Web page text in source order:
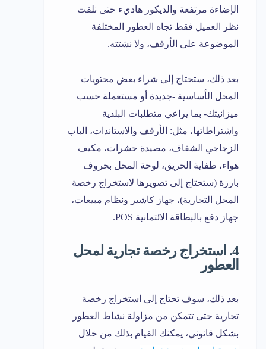
الإضاءة مرتفعة والديكور هاديء حتى نلفت
نظر العميل فقط تجاه العطور المختلفة
الموضوعة على الأرفف، ولا نشتته.
بعد ذلك، ستحتاج إلى شراء بعض محتويات
المحل الأساسية -جديدة أو مستعملة حسب
ميزانيتك- بما يراعي متطلبات البلدية
واشتراطاتها، مثل: الأرفف والاستاندات، الباب
الزجاجي الشفاف، مصيدة حشرات، مكيف
هواء، طفاية الحريق، لوحة المحل بحروف
بارزة (ستحتاج إلى تصويرها لاستخراج رخصة
المحل التجارية)، جهاز كاشير ونظام مبيعات،
جهاز دفع بالبطاقة الائتمانية POS.
4. استخراج رخصة تجارية لمحل
العطور
بعد ذلك، سوف تحتاج إلى استخراج رخصة
تجارية حتى تتمكن من مزاولة نشاط العطور
بشكل قانوني، يمكنك القيام بذلك من خلال